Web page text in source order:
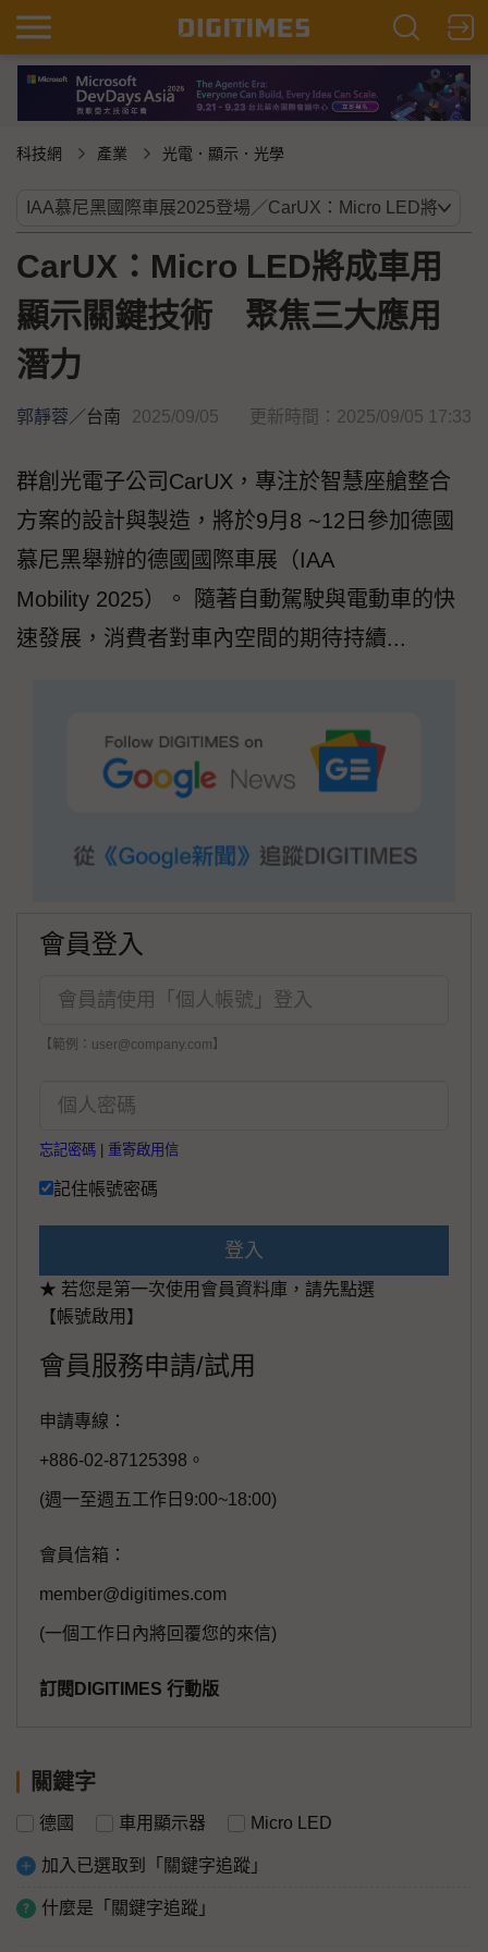
科技網 產業 光電．顯示．光學
CarUX：Micro LED將成車用
顯示關鍵技術 聚焦三大應用
潛力
郭靜蓉／台南 2025/09/05 更新時間：2025/09/05 17:33
群創光電子公司CarUX，專注於智慧座艙整合
方案的設計與製造，將於9月8 ~12日參加德國
慕尼黑舉辦的德國國際車展（IAA
Mobility 2025）。 隨著自動駕駛與電動車的快
速發展，消費者對車內空間的期待持續...
會員登入
【範例：user@company.com】
忘記密碼 重寄啟用信
記住帳號密碼
登入
★ 若您是第一次使用會員資料庫，請先點選
【帳號啟用】
會員服務申請/試用
申請專線：
+886-02-87125398。
(週一至週五工作日9:00~18:00)
會員信箱：
member@digitimes.com
(一個工作日內將回覆您的來信)
訂閱DIGITIMES 行動版
關鍵字
德國 車用顯示器 Micro LED
加入已選取到「關鍵字追蹤」
什麼是「關鍵字追蹤」